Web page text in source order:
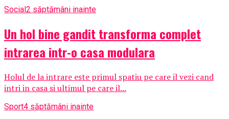
Social2 săptămâni inainte
Un hol bine gandit transforma complet
intrarea intr-o casa modulara
Holul de la intrare este primul spatiu pe care il vezi cand
intri in casa si ultimul pe care il...
Sport4 săptămâni inainte